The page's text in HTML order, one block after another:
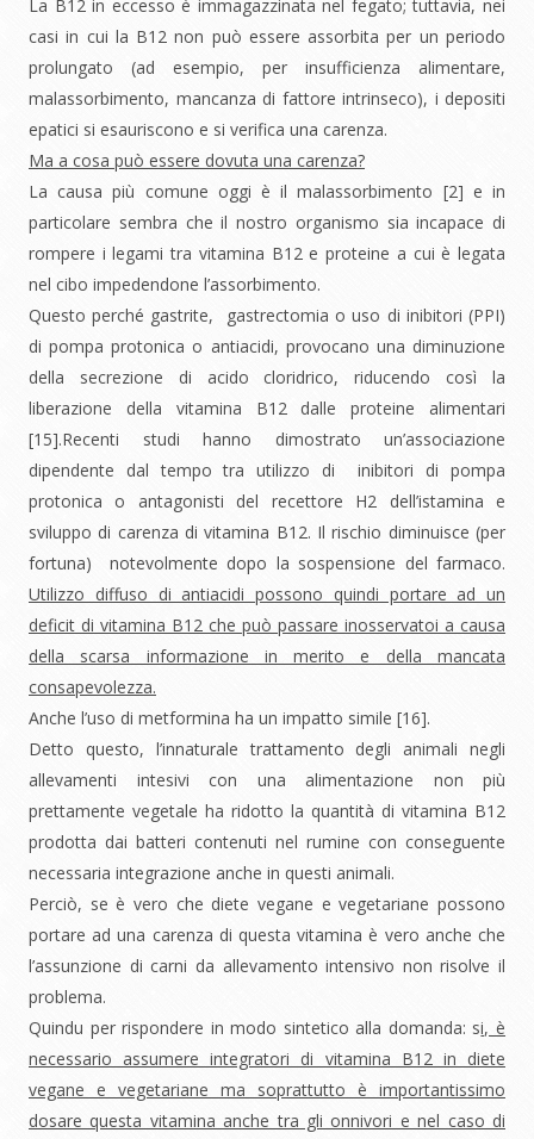
La B12 in eccesso è immagazzinata nel fegato; tuttavia, nei
casi in cui la B12 non può essere assorbita per un periodo
prolungato (ad esempio, per insufficienza alimentare,
malassorbimento, mancanza di fattore intrinseco), i depositi
epatici si esauriscono e si verifica una carenza.
Ma a cosa può essere dovuta una carenza?
La causa più comune oggi è il malassorbimento [2] e in
particolare sembra che il nostro organismo sia incapace di
rompere i legami tra vitamina B12 e proteine a cui è legata
nel cibo impedendone l’assorbimento.
Questo perché gastrite, gastrectomia o uso di inibitori (PPI)
di pompa protonica o antiacidi, provocano una diminuzione
della secrezione di acido cloridrico, riducendo così la
liberazione della vitamina B12 dalle proteine ​​alimentari
[15].Recenti studi hanno dimostrato un’associazione
dipendente dal tempo tra utilizzo di inibitori di pompa
protonica o antagonisti del recettore H2 dell’istamina e
sviluppo di carenza di vitamina B12. Il rischio diminuisce (per
fortuna) notevolmente dopo la sospensione del farmaco.
Utilizzo diffuso di antiacidi possono quindi portare ad un
deficit di vitamina B12 che può passare inosservatoi a causa
della scarsa informazione in merito e della mancata
consapevolezza.
Anche l’uso di metformina ha un impatto simile [16].
Detto questo, l’innaturale trattamento degli animali negli
allevamenti intesivi con una alimentazione non più
prettamente vegetale ha ridotto la quantità di vitamina B12
prodotta dai batteri contenuti nel rumine con conseguente
necessaria integrazione anche in questi animali.
Perciò, se è vero che diete vegane e vegetariane possono
portare ad una carenza di questa vitamina è vero anche che
l’assunzione di carni da allevamento intensivo non risolve il
problema.
Quindu per rispondere in modo sintetico alla domanda: si, è
necessario assumere integratori di vitamina B12 in diete
vegane e vegetariane ma soprattutto è importantissimo
dosare questa vitamina anche tra gli onnivori e nel caso di